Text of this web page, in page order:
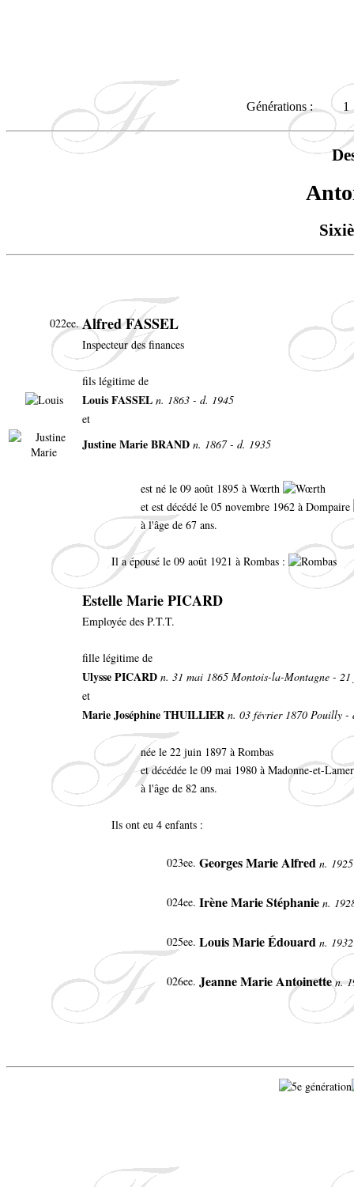
Générations : 1
022ee. Alfred FASSEL
Inspecteur des finances
fils légitime de
Louis FASSEL n. 1863 - d. 1945
et
Justine Marie BRAND n. 1867 - d. 1935
est né le 09 août 1895 à Wœrth
et est décédé le 05 novembre 1962 à Dompaire
à l'âge de 67 ans.
Il a épousé le 09 août 1921 à Rombas :
Estelle Marie PICARD
Employée des P.T.T.
fille légitime de
Ulysse PICARD n. 31 mai 1865 Montois-la-Montagne - 21
et
Marie Joséphine THUILLIER n. 03 février 1870 Pouilly -
née le 22 juin 1897 à Rombas
et décédée le 09 mai 1980 à Madonne-et-
à l'âge de 82 ans.
Ils ont eu 4 enfants :
023ee. Georges Marie Alfred n.
024ee. Irène Marie Stéphanie n.
025ee. Louis Marie Édouard n.
026ee. Jeanne Marie Antoinetten.